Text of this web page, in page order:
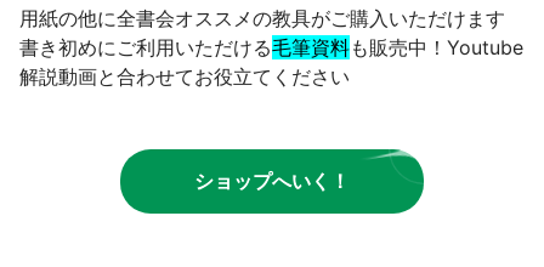
用紙の他に全書会オススメの教具がご購入いただけます
書き初めにご利用いただける毛筆資料も販売中！Youtube
解説動画と合わせてお役立てください
ショップへいく！